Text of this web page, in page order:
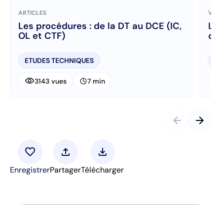
ARTICLES
Les procédures : de la DT au DCE (IC,
OL et CTF)
ETUDES TECHNIQUES
visibility3143 vues schedule7 min
arrow_back arrow_forward
favorite
Enregistrer
upload
Partager
download
Télécharger